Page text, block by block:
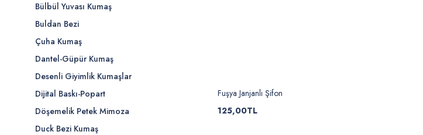
Bülbül Yuvası Kumaş
Buldan Bezi
Çuha Kumaş
Dantel-Güpür Kumaş
Desenli Giyimlik Kumaşlar
Dijital Baskı-Popart
Döşemelik Petek Mimoza
Duck Bezi Kumaş
Fuşya Janjanlı Şifon
125,00TL